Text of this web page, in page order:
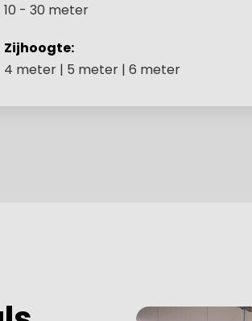
10 - 30 meter
Zijhoogte:
4 meter | 5 meter | 6 meter